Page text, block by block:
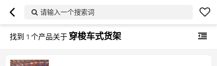
请输入一个搜索词
找到 1 个产品关于穿梭车式货架